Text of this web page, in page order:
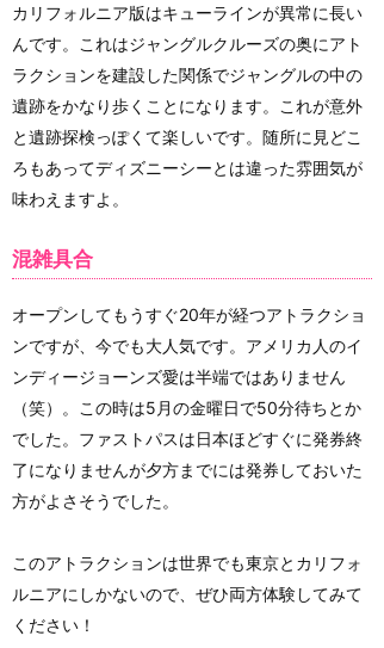
カリフォルニア版はキューラインが異常に長い
んです。これはジャングルクルーズの奥にアト
ラクションを建設した関係でジャングルの中の
遺跡をかなり歩くことになります。これが意外
と遺跡探検っぽくて楽しいです。随所に見どこ
ろもあってディズニーシーとは違った雰囲気が
味わえますよ。
混雑具合
オープンしてもうすぐ20年が経つアトラクショ
ンですが、今でも大人気です。アメリカ人のイ
ンディージョーンズ愛は半端ではありません
（笑）。この時は5月の金曜日で50分待ちとか
でした。ファストパスは日本ほどすぐに発券終
了になりませんが夕方までには発券しておいた
方がよさそうでした。
このアトラクションは世界でも東京とカリフォ
ルニアにしかないので、ぜひ両方体験してみて
ください！